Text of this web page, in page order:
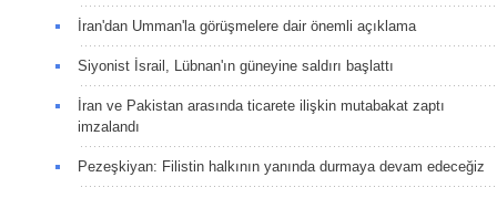
İran'dan Umman'la görüşmelere dair önemli açıklama
Siyonist İsrail, Lübnan'ın güneyine saldırı başlattı
İran ve Pakistan arasında ticarete ilişkin mutabakat zaptı
imzalandı
Pezeşkiyan: Filistin halkının yanında durmaya devam edeceğiz